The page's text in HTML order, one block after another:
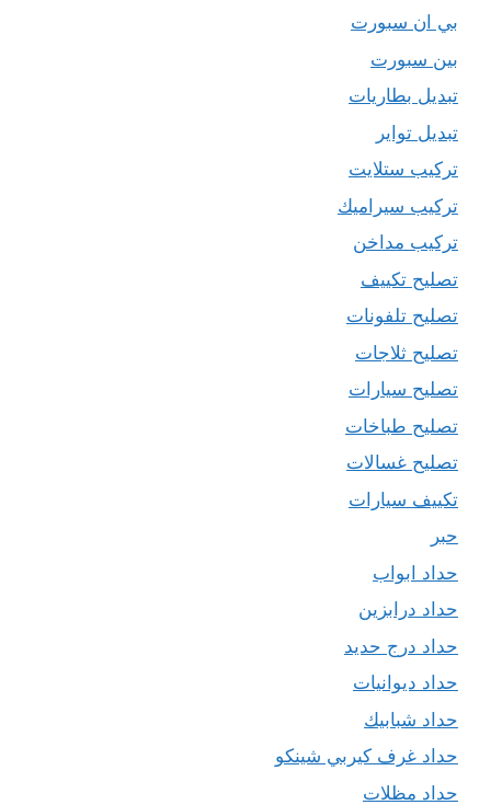
بي ان سبورت
بين سبورت
تبديل بطاريات
تبديل تواير
تركيب ستلايت
تركيب سيراميك
تركيب مداخن
تصليح تكييف
تصليح تلفونات
تصليح ثلاجات
تصليح سيارات
تصليح طباخات
تصليح غسالات
تكييف سيارات
حبر
حداد ابواب
حداد درابزين
حداد درج حديد
حداد ديوانيات
حداد شبابيك
حداد غرف كيربي شينكو
حداد مظلات